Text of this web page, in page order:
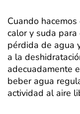
Cuando
calor y suda
pérdida de agua
a la
adecuadamente
beber agua
actividad al aire